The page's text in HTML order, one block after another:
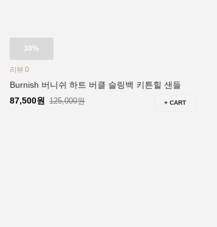
30%
리뷰 0
Burnish 버니쉬 하트 버클 슬링백 키튼힐 샌들
87,500원
125,000원 + CART